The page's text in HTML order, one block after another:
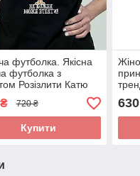
футболка. Якісна
футболка з
Розізлити Катю
720 ₴
Купити
630